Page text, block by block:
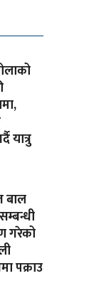
यात्रु
बाल
गरेको
पक्राउ